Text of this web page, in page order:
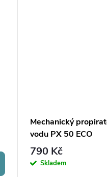
Mechanický
vodu PX 50 ECO
790 Kč
Skladem